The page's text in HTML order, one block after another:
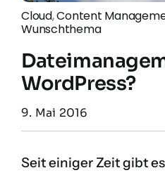
Cloud,Content
Wunschthema
WordPress?
9. Mai 2016
Seit einiger Zeit gibt